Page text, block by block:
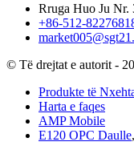
Rruga Huo Ju
+86-512-
© Të drejtat e autorit -
Produkte të
Harta e faqes
AMP Mobile
E120 OPC Daulle,